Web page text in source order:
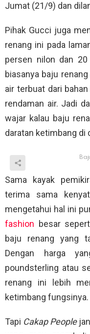
Jumat (21/9) dan
Pihak Gucci juga
renang ini pada
persen nilon dan
biasanya baju
air terbuat dari
rendaman air. Jadi
wajar kalau baju
daratan ketimbang di
Sama kayak
terima sama
mengetahui hal ini
fashion besar
baju renang yang
Dengan harga
poundsterling atau
renang ini lebih
ketimbang fungsinya.
Tapi Cakap People